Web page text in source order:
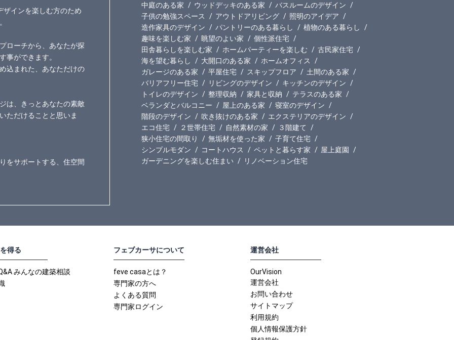
インを楽しむ方のため
ローチから、あなたが探
事ができます。
込まれた、あなただけの
は、きっとあなたの素敵
ただけることと思いま
をサポートする、住空間
中庭のある家 ウッドデッキのある家
バスルームのデザイン
子供の勉強スペース
アウトドアリビング
照明のアイデア
造作家具のデザイン
パントリーのある暮らし
植物のある暮らし
趣味を楽しむ家
眺望のよい家
個性派住宅
田舎暮らしを楽しむ家
ホームパーティーを楽しむ
古民家住宅
海を望む暮らし
大開口のある家
ホームオフィス
ガレージのある家
平屋住宅 スキップフロア
土間のある家
バリアフリー住宅
リビングのデザイン
キッチンのデザイン
トイレのデザイン
整理収納 家具と収納
テラスのある家
ベランダとバルコニー
屋上のある家
寝室のデザイン
階段のデザイン
吹き抜けのある家
エクステリアのデザイン
エコ住宅
２世帯住宅 自然素材の家
３階建て
狭小住宅の間取り
無垢材を使った家
子育て住宅
シンプルモダン
コートハウス ペットと暮らす家
屋上庭園
ガーデニングを楽しむ住まい
リノベーション住宅
得る
みんなの建築相談
フェブカーサについて
feve casaとは？
専門家の方へ
よくある質問
専門家ログイン
運営会社
OurVision
運営会社
お問い合わせ
サイトマップ
利用規約
個人情報保護方針